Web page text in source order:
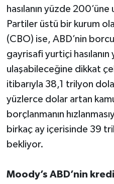
hasılanın yüzde 200’üne
Partiler üstü bir kurum
(CBO) ise, ABD’nin
gayrisafi yurtiçi
ulaşabileceğine dikkat
itibarıyla 38,1 trilyon
yüzlerce dolar artan
borçlanmanın
birkaç ay içerisinde 39
bekliyor.
Moody’s ABD’nin